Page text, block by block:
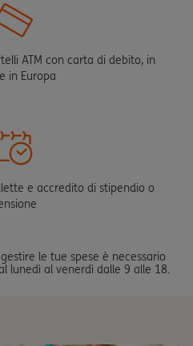
ATM con carta di debito, in
in Europa
e accredito di stipendio o
le tue spese è necessario
lunedì al venerdì dalle 9 alle 18.